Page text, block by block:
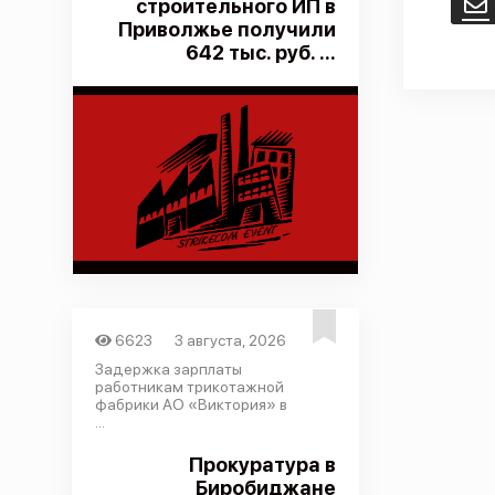
строительного ИП в
Приволжье получили
642 тыс. руб. ...
6623
3 августа, 2026
Задержка зарплаты
работникам трикотажной
фабрики АО «Виктория» в
Прокуратура в
Биробиджане